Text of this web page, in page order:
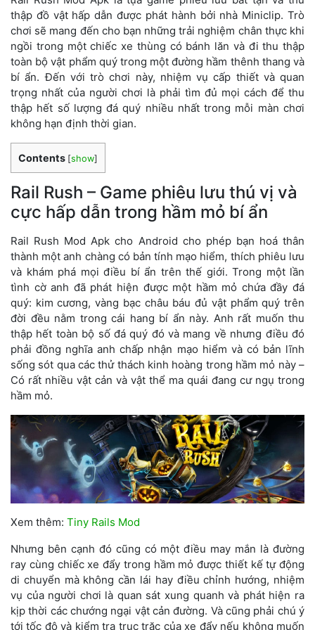
thập đồ vật hấp dẫn được phát hành bởi nhà Miniclip. Trò
chơi sẽ mang đến cho bạn những trải nghiệm chân thực khi
ngồi trong một chiếc xe thùng có bánh lăn và đi thu thập
toàn bộ vật phẩm quý trong một đường hầm thênh thang và
bí ẩn. Đến với trò chơi này, nhiệm vụ cấp thiết và quan
trọng nhất của người chơi là phải tìm đủ mọi cách để thu
thập hết số lượng đá quý nhiều nhất trong mỗi màn chơi
không hạn định thời gian.
Contents [show]
Rail Rush – Game phiêu lưu thú vị và
cực hấp dẫn trong hầm mỏ bí ẩn
Rail Rush Mod Apk cho Android cho phép bạn hoá thân
thành một anh chàng có bản tính mạo hiểm, thích phiêu lưu
và khám phá mọi điều bí ẩn trên thế giới. Trong một lần
tình cờ anh đã phát hiện được một hầm mỏ chứa đầy đá
quý: kim cương, vàng bạc châu báu đủ vật phẩm quý trên
đời đều nằm trong cái hang bí ẩn này. Anh rất muốn thu
thập hết toàn bộ số đá quý đó và mang về nhưng điều đó
phải đồng nghĩa anh chấp nhận mạo hiểm và có bản lĩnh
sống sót qua các thử thách kinh hoàng trong hầm mỏ này –
Có rất nhiều vật cản và vật thể ma quái đang cư ngụ trong
hầm mỏ.
Xem thêm: Tiny Rails Mod
Nhưng bên cạnh đó cũng có một điều may mắn là đường
ray cùng chiếc xe đẩy trong hầm mỏ được thiết kế tự động
di chuyển mà không cần lái hay điều chỉnh hướng, nhiệm
vụ của người chơi là quan sát xung quanh và phát hiện ra
kịp thời các chướng ngại vật cản đường. Và cũng phải chú ý
tới tốc độ và kiểm tra trục trặc của xe đẩy nếu không muốn